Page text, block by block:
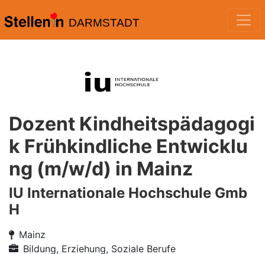
DARMSTADT
Dozent Kindheitspädagogi
k Frühkindliche Entwicklu
ng (m/w/d) in Mainz
IU Internationale Hochschule Gmb
H
Mainz
Bildung, Erziehung, Soziale Berufe